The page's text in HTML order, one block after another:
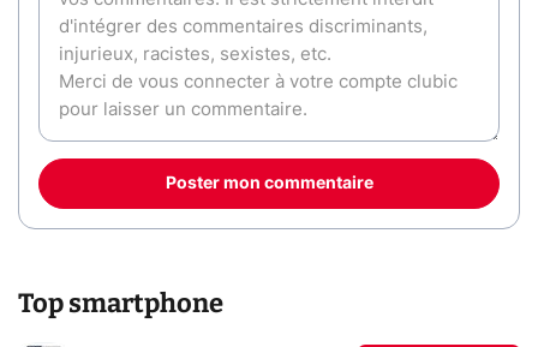
Poster mon commentaire
Top smartphone